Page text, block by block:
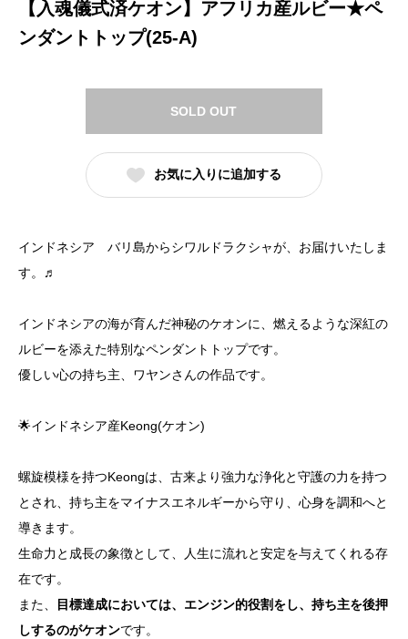
【入魂儀式済ケオン】アフリカ産ルビー★ペ
ンダントトップ(25-A)
SOLD OUT
お気に入りに追加する
インドネシア バリ島からシワルドラクシャが、お届けいたしま
す。♬
インドネシアの海が育んだ神秘のケオンに、燃えるような深紅の
ルビーを添えた特別なペンダントトップです。
優しい心の持ち主、ワヤンさんの作品です。
🌟インドネシア産Keong(ケオン)
螺旋模様を持つKeongは、古来より強力な浄化と守護の力を持つ
とされ、持ち主をマイナスエネルギーから守り、心身を調和へと
導きます。
生命力と成長の象徴として、人生に流れと安定を与えてくれる存
在です。
また、
目標達成においては、エンジン的役割をし、持ち主を後押
しするのがケオンです。